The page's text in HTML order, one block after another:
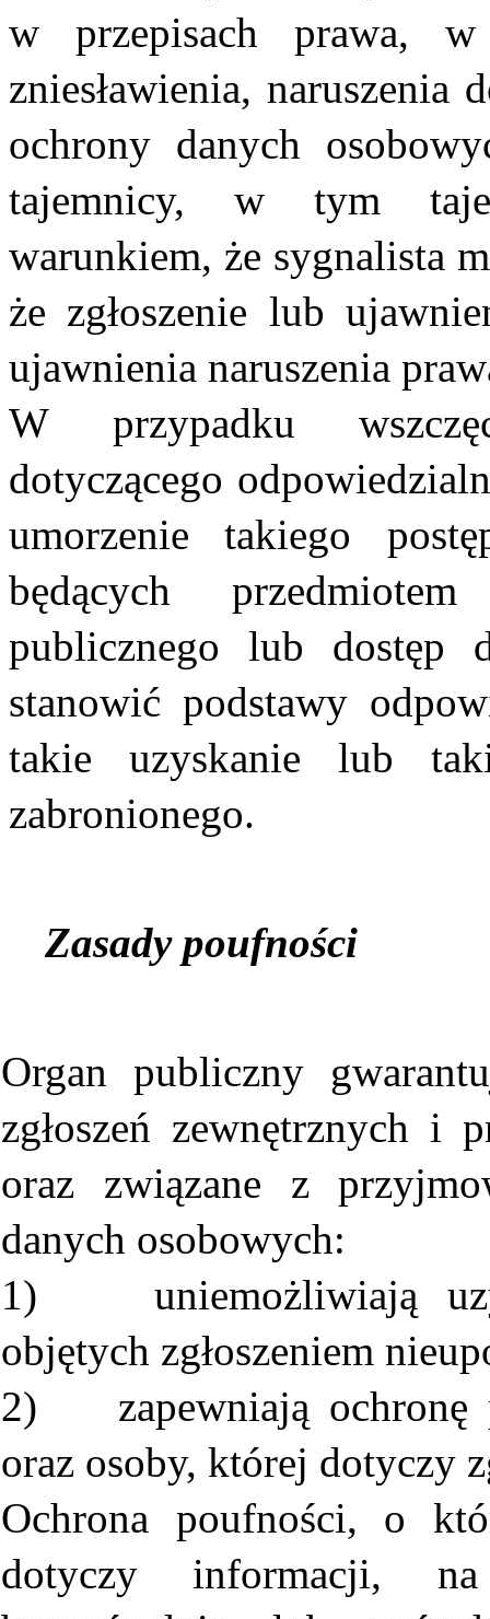
w przepisach prawa, w
zniesławienia, naruszenia
ochrony danych
tajemnicy, w tym
warunkiem, że sygnalista
że zgłoszenie lub
ujawnienia naruszenia
W przypadku
dotyczącego
umorzenie takiego
będących
publicznego lub dostęp
stanowić podstawy
takie uzyskanie lub
zabronionego.
Zasady poufności
Organ publiczny
zgłoszeń zewnętrznych i
oraz związane z
danych osobowych:
1) uniemożliwiają
objętych zgłoszeniem
2) zapewniają ochronę
oraz osoby, której dotyczy
Ochrona poufności, o
dotyczy informacji,